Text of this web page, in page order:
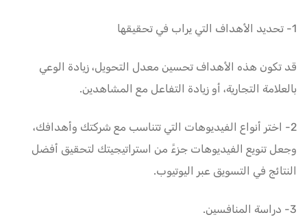
1- تحديد الأهداف التي يراب في تحقيقها
قد تكون هذه الأهداف تحسين معدل التحويل، زيادة الوعي
بالعلامة التجارية، أو زيادة التفاعل مع المشاهدين.
2- اختر أنواع الفيديوهات التي تتناسب مع شركتك وأهدافك،
وجعل تنويع الفيديوهات جزءً من استراتيجيتك لتحقيق أفضل
النتائج في التسويق عبر اليوتيوب.
3- دراسة المنافسين.